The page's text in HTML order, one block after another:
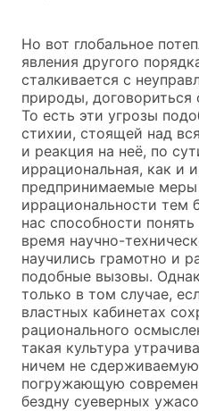
Но вот глобальное
явления другого
сталкивается с
природы,
То есть эти угрозы
стихии, стоящей над
и реакция на неё, по
иррациональная, как и
предпринимаемые
иррациональности тем
нас способности
время научно-
научились грамотно и
подобные вызовы.
только в том случае,
властных кабинетах
рационального
такая культура
ничем не
погружающую
бездну суеверных